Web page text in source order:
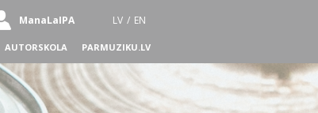
ManaLaIPA LV / EN
AUTORSKOLA PARMUZIKU.LV